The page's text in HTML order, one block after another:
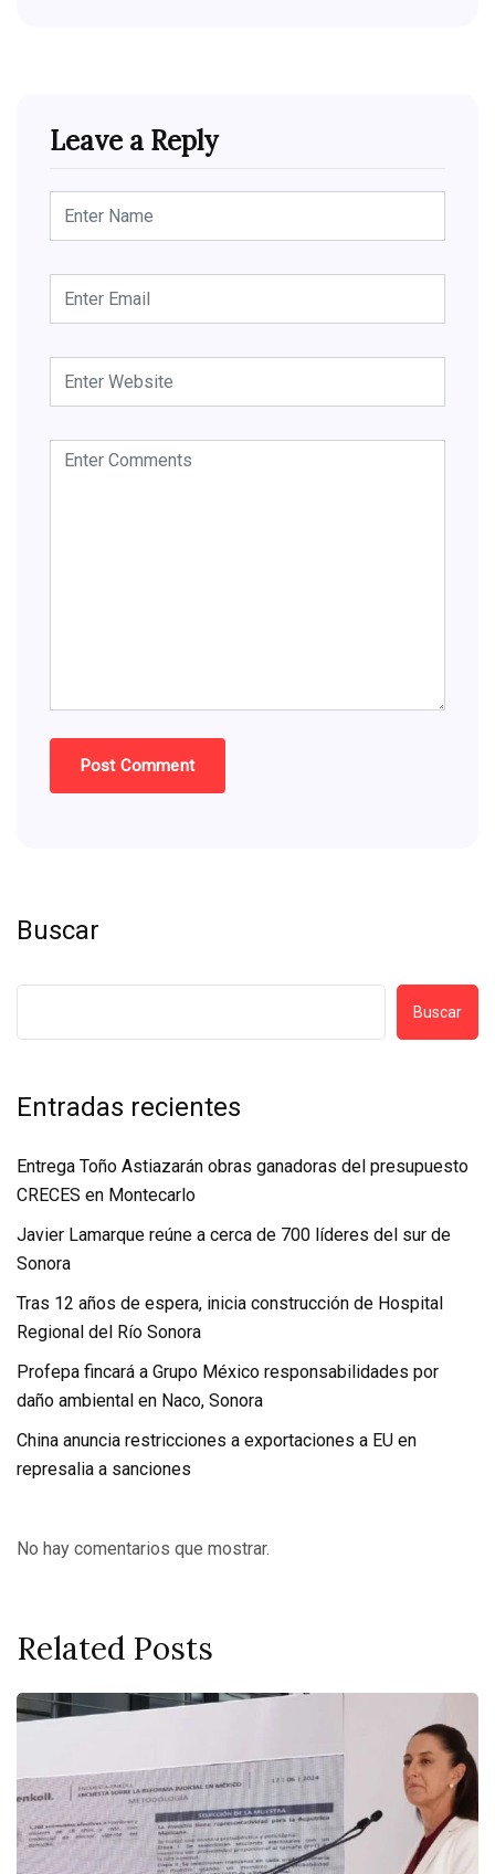
Leave a Reply
Buscar
Buscar
Entradas recientes
Entrega Toño Astiazarán obras ganadoras del presupuesto
CRECES en Montecarlo
Javier Lamarque reúne a cerca de 700 líderes del sur de
Sonora
Tras 12 años de espera, inicia construcción de Hospital
Regional del Río Sonora
Profepa fincará a Grupo México responsabilidades por
daño ambiental en Naco, Sonora
China anuncia restricciones a exportaciones a EU en
represalia a sanciones
No hay comentarios que mostrar.
Related Posts